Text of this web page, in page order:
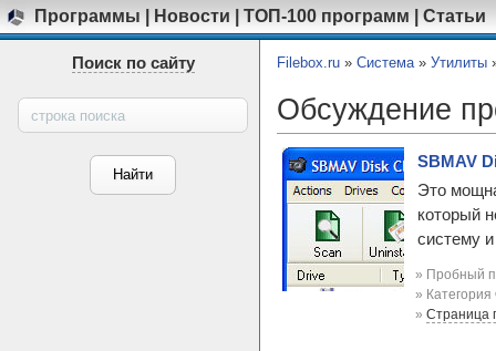
Программы Новости ТОП-100 программ Статьи
Поиск по сайту Filebox.ru » Система» Утилиты
Обсуждение
SBMAV
Это
который
систему
» Пробный
» Категория
» Страница